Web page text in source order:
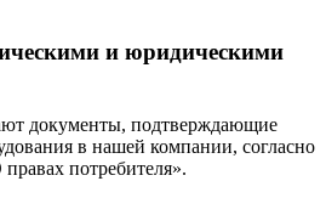
и юридическими
документы, подтверждающие
в нашей компании, согласно
потребителя».